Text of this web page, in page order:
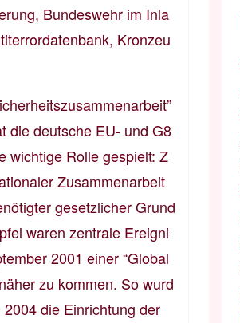
Bundeswehr im Inla
Kronzeu
die deutsche EU- und G8
wichtige Rolle gespielt: Z
Zusammenarbeit
gesetzlicher Grund
waren zentrale Ereigni
2001 einer “Global
zu kommen. So wurd
die Einrichtung der